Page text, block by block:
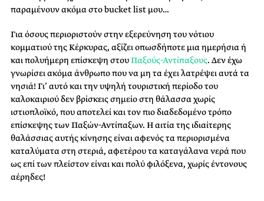
παραμένουν ακόμα στοbucket list μου…
Για όσους περιοριστούν στην εξερεύνηση του νότιου
κομματιού της Κέρκυρας, αξίζει οπωσδήποτε μια ημερήσια ή
και πολυήμερη επίσκεψη στουΠαξούς-Αντίπαξους. Δεν έχω
γνωρίσει ακόμα άνθρωπο που να μη τα έχει λατρέψει αυτά τα
νησιά! Γι’ αυτό και την υψηλή τουριστική περίοδο του
καλοκαιριού δεν βρίσκεις σημείο στη θάλασσα χωρίς
ιστιοπλοϊκό, που αποτελεί και τον πιο διαδεδομένο τρόπο
επίσκεψης των Παξών-Αντίπαξων. Η αιτία της ιδιαίτερης
θαλάσσιας αυτής κίνησης είναι αφενός τα περιορισμένα
καταλύματα στη στεριά, αφετέρου τα καταγάλανα νερά που
ως επί των πλείστον είναι και πολύ φιλόξενα, χωρίς έντονους
αέρηδες!